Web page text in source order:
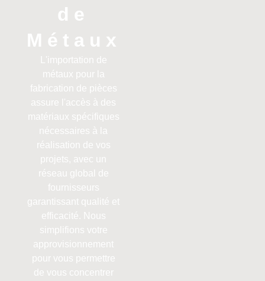
de
Métaux
L'importation de
métaux pour la
fabrication de pièces
assure l'accès à des
matériaux spécifiques
nécessaires à la
réalisation de vos
projets, avec un
réseau global de
fournisseurs
garantissant qualité et
efficacité. Nous
simplifions votre
approvisionnement
pour vous permettre
de vous concentrer